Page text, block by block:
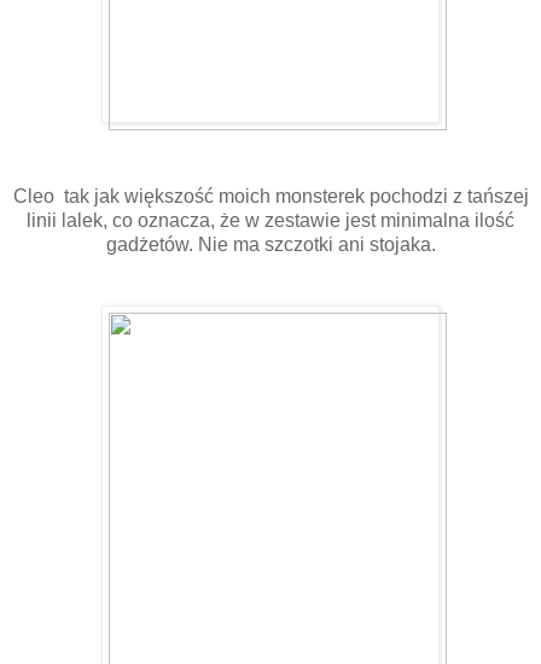
Cleo tak jak większość moich monsterek pochodzi z tańszej
linii lalek, co oznacza, że w zestawie jest minimalna ilość
gadżetów. Nie ma szczotki ani stojaka.